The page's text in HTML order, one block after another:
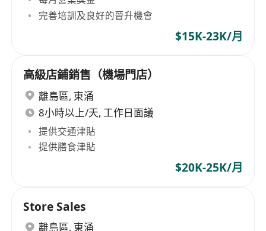
完善培訓及良好的晉升機會
$15K-23K/月
高級店鋪銷售（機場門店）
離島區, 東涌
8小時以上/天, 工作日面議
提供交通津貼
提供膳食津貼
$20K-25K/月
Store Sales
離島區, 東涌